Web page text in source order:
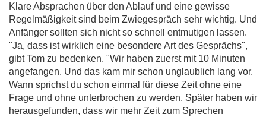
Klare Absprachen über den Ablauf und eine gewisse
Regelmäßigkeit sind beim Zwiegespräch sehr wichtig. Und
Anfänger sollten sich nicht so schnell entmutigen lassen.
"Ja, dass ist wirklich eine besondere Art des Gesprächs",
gibt Tom zu bedenken. "Wir haben zuerst mit 10 Minuten
angefangen. Und das kam mir schon unglaublich lang vor.
Wann sprichst du schon einmal für diese Zeit ohne eine
Frage und ohne unterbrochen zu werden. Später haben wir
herausgefunden, dass wir mehr Zeit zum Sprechen